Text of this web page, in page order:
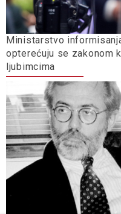
Ministarstvo
opterećuju se zakonom
ljubimcima